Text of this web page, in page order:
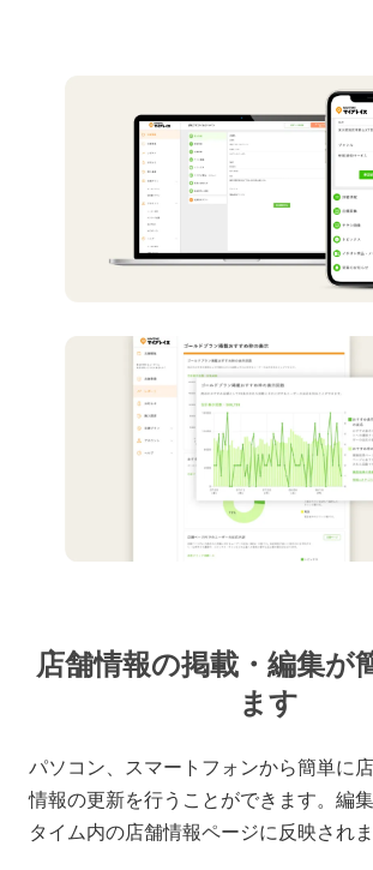
店舗情報の掲載・編集が
ます
パソコン、スマートフォンから簡単に
情報の更新を行うことができます。編
タイム内の店舗情報ページに反映されま